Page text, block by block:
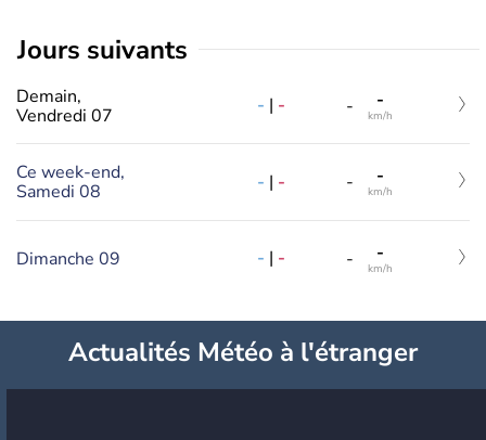
jours suivants
Demain,
Vendredi 07
- | - - -
km/h
Ce week-end,
Samedi 08
- | - - -
km/h
Dimanche 09 - | - - -
km/h
Actualités Météo à l'étranger